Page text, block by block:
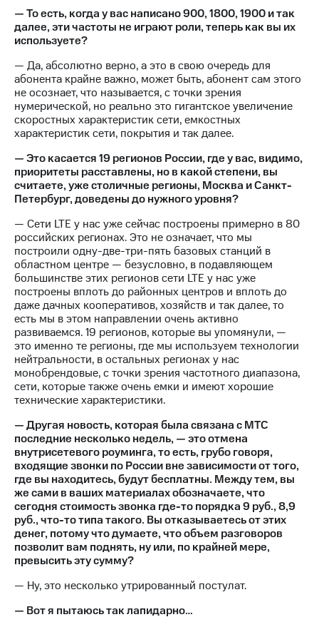
облигаций
Другое
Реквизиты
Контакты
развитие
деловая этика
На главную
— То есть, когда у вас написано 900, 1800, 1900 и так
далее, эти частоты не играют роли, теперь как вы их
используете?
— Да, абсолютно верно, а это в свою очередь для
абонента крайне важно, может быть, абонент сам этого
не осознает, что называется, с точки зрения
нумерической, но реально это гигантское увеличение
скоростных характеристик сети, емкостных
характеристик сети, покрытия и так далее.
— Это касается 19 регионов России, где у вас, видимо,
приоритеты расставлены, но в какой степени, вы
считаете, уже столичные регионы, Москва и Санкт-
Петербург, доведены до нужного уровня?
— Сети LTE у нас уже сейчас построены примерно в 80
российских регионах. Это не означает, что мы
построили одну-две-три-пять базовых станций в
областном центре — безусловно, в подавляющем
большинстве этих регионов сети LTE у нас уже
построены вплоть до районных центров и вплоть до
даже дачных кооперативов, хозяйств и так далее, то
есть мы в этом направлении очень активно
развиваемся. 19 регионов, которые вы упомянули, —
это именно те регионы, где мы используем технологии
нейтральности, в остальных регионах у нас
монобрендовые, с точки зрения частотного диапазона,
сети, которые также очень емки и имеют хорошие
технические характеристики.
— Другая новость, которая была связана с МТС
последние несколько недель, — это отмена
внутрисетевого роуминга, то есть, грубо говоря,
входящие звонки по России вне зависимости от того,
где вы находитесь, будут бесплатны. Между тем, вы
же сами в ваших материалах обозначаете, что
сегодня стоимость звонка где-то порядка 9 руб., 8,9
руб., что-то типа такого. Вы отказываетесь от этих
денег, потому что думаете, что объем разговоров
позволит вам поднять, ну или, по крайней мере,
превысить эту сумму?
— Ну, это несколько утрированный постулат.
— Вот я пытаюсь так лапидарно…